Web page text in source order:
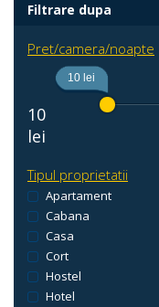
Filtrare dupa
Pret/camera/noapte
10
lei
10 lei
Tipul proprietatii
Apartament
Cabana
Casa
Cort
Hostel
Hotel